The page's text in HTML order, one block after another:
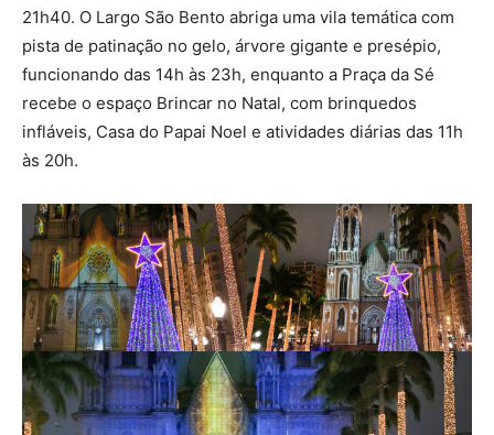
21h40. O Largo São Bento abriga uma vila temática com
pista de patinação no gelo, árvore gigante e presépio,
funcionando das 14h às 23h, enquanto a Praça da Sé
recebe o espaço Brincar no Natal, com brinquedos
infláveis, Casa do Papai Noel e atividades diárias das 11h
às 20h.